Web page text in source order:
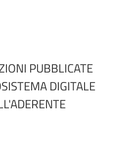
PUBBLICATE
DIGITALE